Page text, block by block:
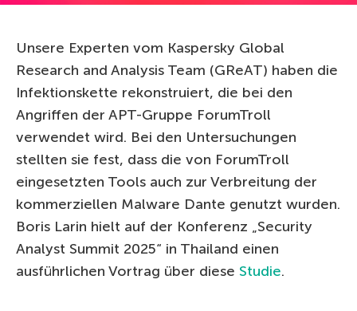
Unsere Experten vom Kaspersky Global
Research and Analysis Team (GReAT) haben die
Infektionskette rekonstruiert, die bei den
Angriffen der APT-Gruppe ForumTroll
verwendet wird. Bei den Untersuchungen
stellten sie fest, dass die von ForumTroll
eingesetzten Tools auch zur Verbreitung der
kommerziellen Malware Dante genutzt wurden.
Boris Larin hielt auf der Konferenz „Security
Analyst Summit 2025“ in Thailand einen
ausführlichen Vortrag über diese Studie.